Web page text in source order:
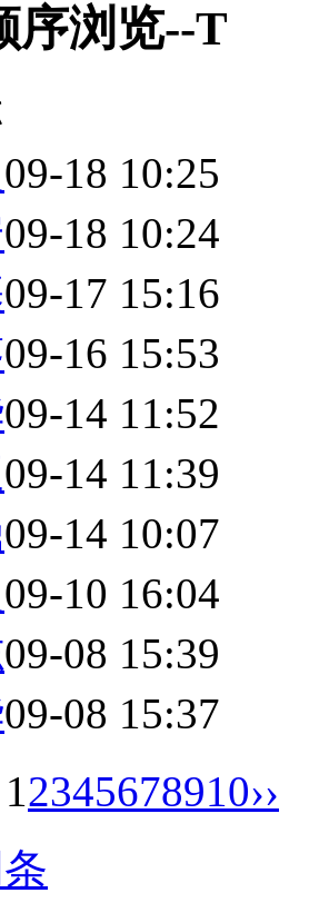
序浏览--T
09-18 10:25
09-18 10:24
09-17 15:16
09-16 15:53
09-14 11:52
09-14 11:39
09-14 10:07
09-10 16:04
09-08 15:39
09-08 15:37
12345678910››